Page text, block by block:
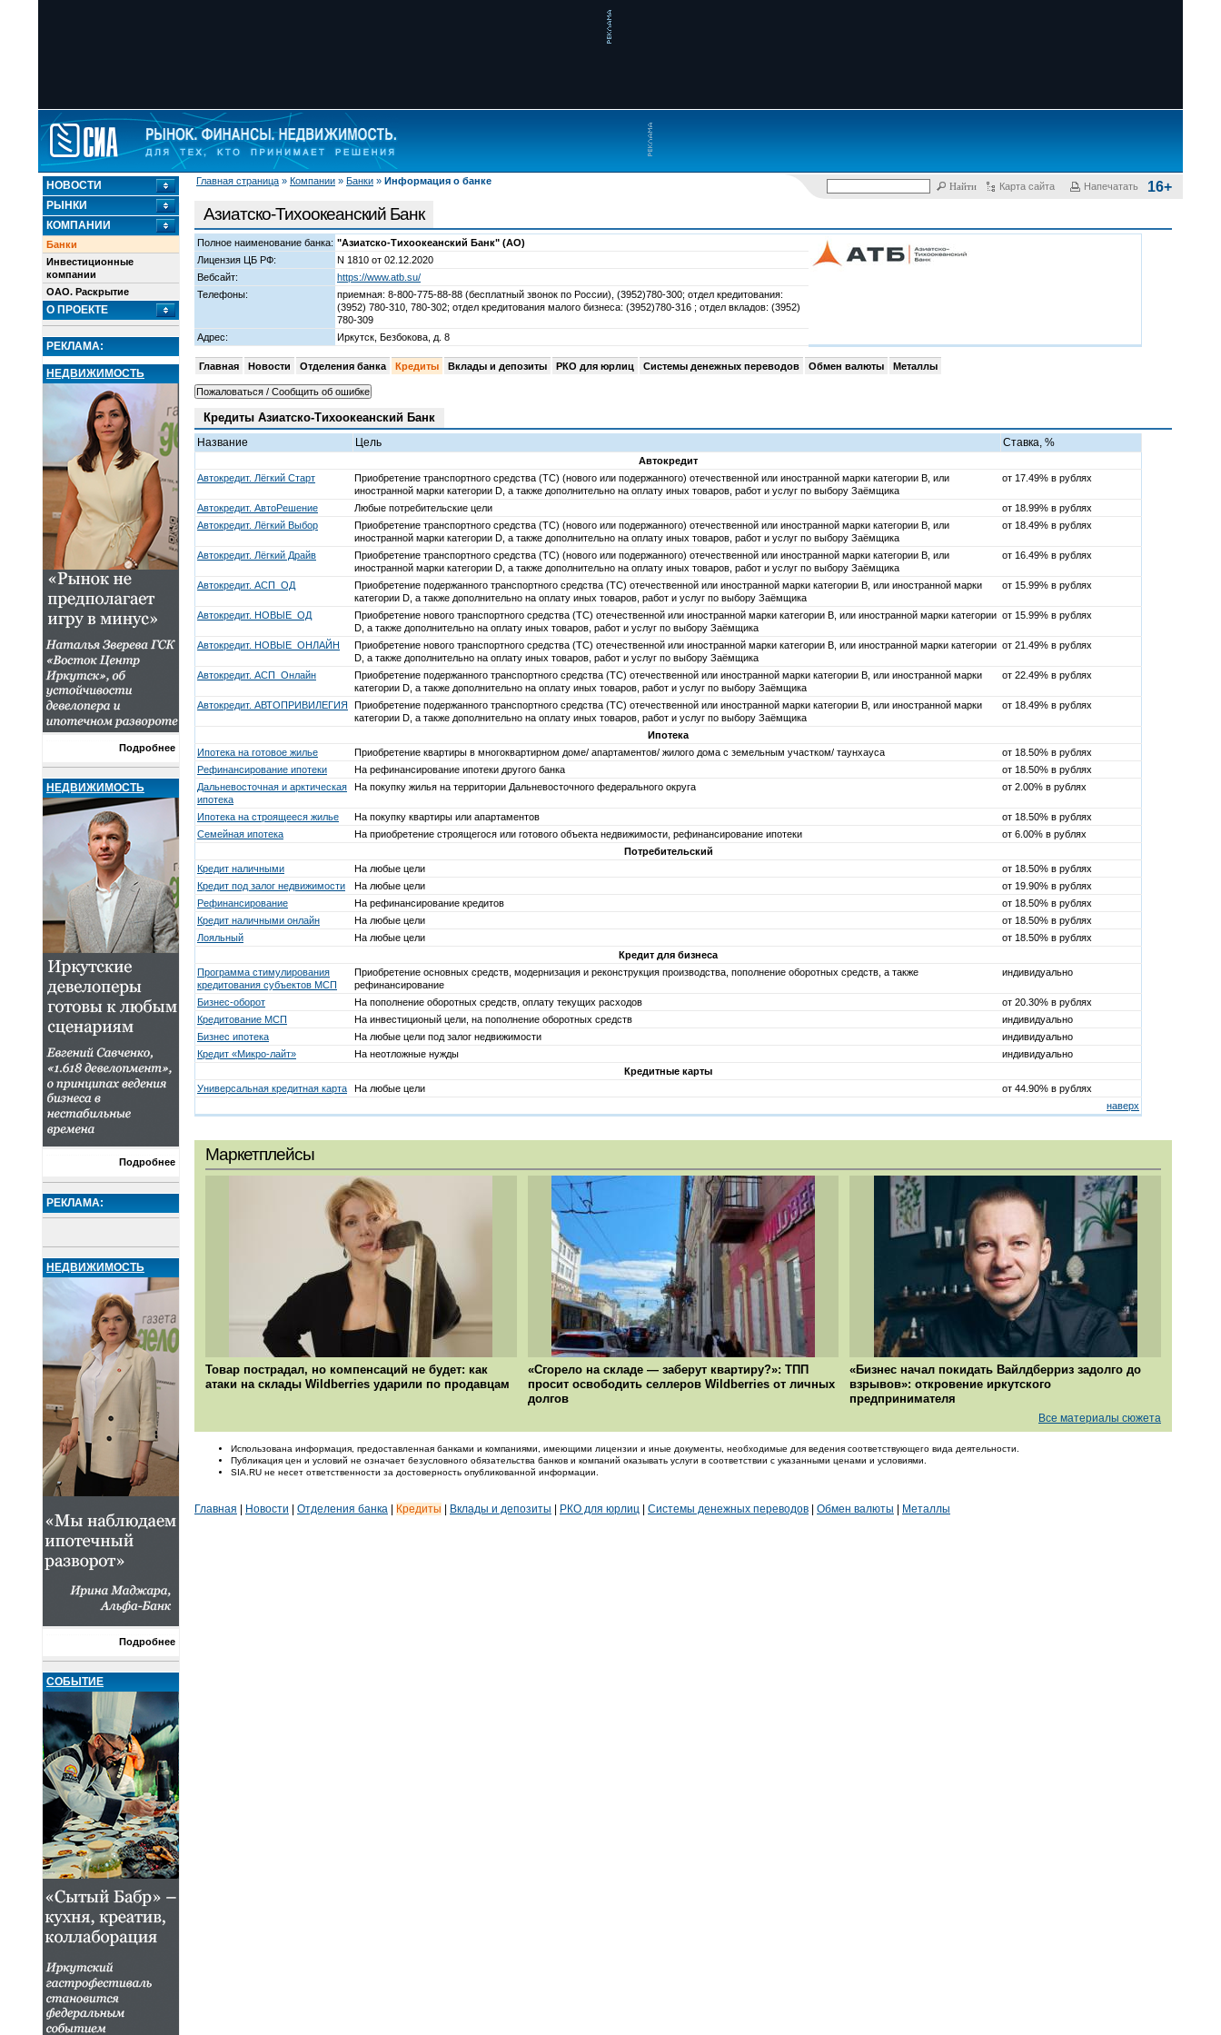
Главная страница » Компании » Банки » Информация о банке
Карта сайта Напечатать 16+
НОВОСТИ
РЫНКИ
КОМПАНИИ
Банки
Инвестиционные
компании
ОАО. Раскрытие
О ПРОЕКТЕ
РЕКЛАМА:
НЕДВИЖИМОСТЬ
Подробнее
НЕДВИЖИМОСТЬ
Подробнее
РЕКЛАМА:
НЕДВИЖИМОСТЬ
Подробнее
СОБЫТИЕ
Азиатско-Тихоокеанский Банк
Полное наименование банка: "Азиатско-Тихоокеанский Банк" (АО)
Лицензия ЦБ РФ:
N 1810 от 02.12.2020
Вебсайт:
https://www.atb.su/
Телефоны:
приемная: 8-800-775-88-88 (бесплатный звонок по России), (3952)780-300; отдел кредитования:
(3952) 780-310, 780-302; отдел кредитования малого бизнеса: (3952)780-316 ; отдел вкладов: (3952)
780-309
Адрес:
Иркутск, Безбокова, д. 8
Главная Новости Отделения банка Кредиты Вклады и депозиты РКО для юрлиц Системы денежных переводов Обмен валюты Металлы
Кредиты Азиатско-Тихоокеанский Банк
Название Цель Ставка, %
Автокредит
Автокредит. Лёгкий Старт
Приобретение транспортного средства (ТС) (нового или подержанного) отечественной или иностранной марки категории В, или
иностранной марки категории D, а также дополнительно на оплату иных товаров, работ и услуг по выбору Заёмщика
от 17.49% в рублях
Автокредит. АвтоРешение Любые потребительские цели
от 18.99% в рублях
Автокредит. Лёгкий Выбор
Приобретение транспортного средства (ТС) (нового или подержанного) отечественной или иностранной марки категории В, или
иностранной марки категории D, а также дополнительно на оплату иных товаров, работ и услуг по выбору Заёмщика
от 18.49% в рублях
Автокредит. Лёгкий Драйв
Приобретение транспортного средства (ТС) (нового или подержанного) отечественной или иностранной марки категории В, или
иностранной марки категории D, а также дополнительно на оплату иных товаров, работ и услуг по выбору Заёмщика
от 16.49% в рублях
Автокредит. АСП_ОД
Приобретение подержанного транспортного средства (ТС) отечественной или иностранной марки категории В, или иностранной марки
категории D, а также дополнительно на оплату иных товаров, работ и услуг по выбору Заёмщика
от 15.99% в рублях
Автокредит. НОВЫЕ_ОД
Приобретение нового транспортного средства (ТС) отечественной или иностранной марки категории В, или иностранной марки категории
D, а также дополнительно на оплату иных товаров, работ и услуг по выбору Заёмщика
от 15.99% в рублях
Автокредит. НОВЫЕ_ОНЛАЙН
Приобретение нового транспортного средства (ТС) отечественной или иностранной марки категории В, или иностранной марки категории
D, а также дополнительно на оплату иных товаров, работ и услуг по выбору Заёмщика
от 21.49% в рублях
Автокредит. АСП_Онлайн
Приобретение подержанного транспортного средства (ТС) отечественной или иностранной марки категории В, или иностранной марки
категории D, а также дополнительно на оплату иных товаров, работ и услуг по выбору Заёмщика
от 22.49% в рублях
Автокредит. АВТОПРИВИЛЕГИЯ
Приобретение подержанного транспортного средства (ТС) отечественной или иностранной марки категории В, или иностранной марки
категории D, а также дополнительно на оплату иных товаров, работ и услуг по выбору Заёмщика
от 18.49% в рублях
Ипотека
Ипотека на готовое жилье
Приобретение квартиры в многоквартирном доме/ апартаментов/ жилого дома с земельным участком/ таунхауса
от 18.50% в рублях
Рефинансирование ипотеки
На рефинансирование ипотеки другого банка
от 18.50% в рублях
Дальневосточная и арктическая
ипотека
На покупку жилья на территории Дальневосточного федерального округа от 2.00% в рублях
Ипотека на строящееся жилье На покупку квартиры или апартаментов
от 18.50% в рублях
Семейная ипотека
На приобретение строящегося или готового объекта недвижимости, рефинансирование ипотеки
от 6.00% в рублях
Потребительский
Кредит наличными
На любые цели
от 18.50% в рублях
Кредит под залог недвижимости
На любые цели
от 19.90% в рублях
Рефинансирование
На рефинансирование кредитов
от 18.50% в рублях
Кредит наличными онлайн
На любые цели
от 18.50% в рублях
Лояльный
На любые цели
от 18.50% в рублях
Кредит для бизнеса
Программа стимулирования
кредитования субъектов МСП
Приобретение основных средств, модернизация и реконструкция производства, пополнение оборотных средств, а также
рефинансирование
индивидуально
Бизнес-оборот На пополнение оборотных средств, оплату текущих расходов
от 20.30% в рублях
Кредитование МСП
На инвестиционый цели, на пополнение оборотных средств
индивидуально
Бизнес ипотека
На любые цели под залог недвижимости
индивидуально
Кредит «Микро-лайт»
На неотложные нужды
индивидуально
Кредитные карты
Универсальная кредитная карта
На любые цели
от 44.90% в рублях
наверх
Маркетплейсы
Товар пострадал, но компенсаций не будет: как
атаки на склады Wildberries ударили по продавцам
«Сгорело на складе — заберут квартиру?»: ТПП
просит освободить селлеров Wildberries от личных
долгов
«Бизнес начал покидать Вайлдберриз задолго до
взрывов»: откровение иркутского
предпринимателя
Все материалы сюжета
Использована информация, предоставленная банками и компаниями, имеющими лицензии и иные документы, необходимые для ведения соответствующего вида деятельности.
Публикация цен и условий не означает безусловного обязательства банков и компаний оказывать услуги в соответствии с указанными ценами и условиями.
SIA.RU не несет ответственности за достоверность опубликованной информации.
Главная Новости Отделения банка Кредиты Вклады и депозиты РКО для юрлиц Системы денежных переводов Обмен валюты Металлы